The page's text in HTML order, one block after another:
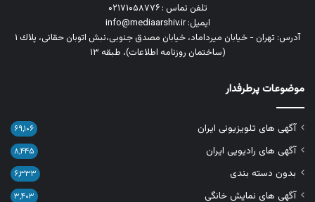
تلفن تماس : ۰۲۱۷۱۰۵۸۷۷۶
ایمیل: info@mediaarshiv.ir
آدرس: تهران - خیابان میرداماد، خیابان مصدق جنوبی،نبش اتوبان حقانی، پلاك ١
(ساختمان روزنامه اطلاعات)، طبقه ۱۳
موضوعات پرطرفدار
آگهی های تلویزیونی ایران ۶۹,۱۰۶
آگهی های رادیویی ایران ۸,۴۴۵
بدون دسته بندی ۶,۳۳۳
آگهی های نمایش خانگی ۳,۴۰۳